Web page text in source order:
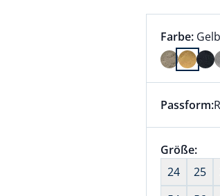
Farbe: Gelb
Farbe
Dieser
Passform:
Größe:
24
25